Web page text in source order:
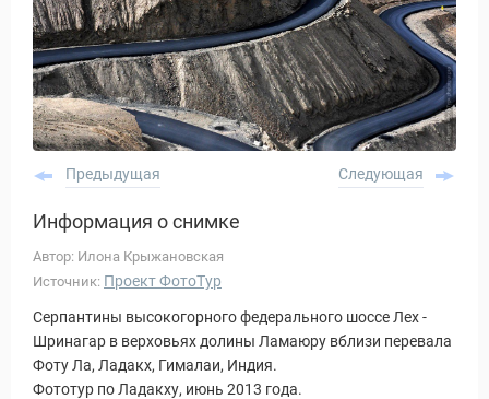
Предыдущая Следующая
Информация о снимке
Автор: Илона Крыжановская
Источник: Проект ФотоТур
Серпантины высокогорного федерального шоссе Лех -
Шринагар в верховьях долины Ламаюру вблизи перевала
Фоту Ла, Ладакх, Гималаи, Индия.
Фототур по Ладакху, июнь 2013 года.